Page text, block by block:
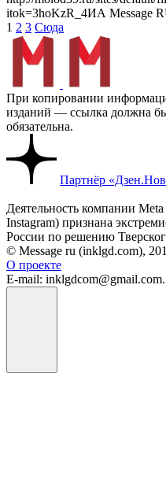
itok=3hoKzR_4ИА Message
Пагинация
записей
1 2 3 Сюда
При копировании
изданий — ссылка должна
обязательна.
Партнёр
Деятельность компании
Instagram) признана
России по решению
© Message ru (inklgd.com),
О проекте
E-mail: inklgdcom@gmail.com.